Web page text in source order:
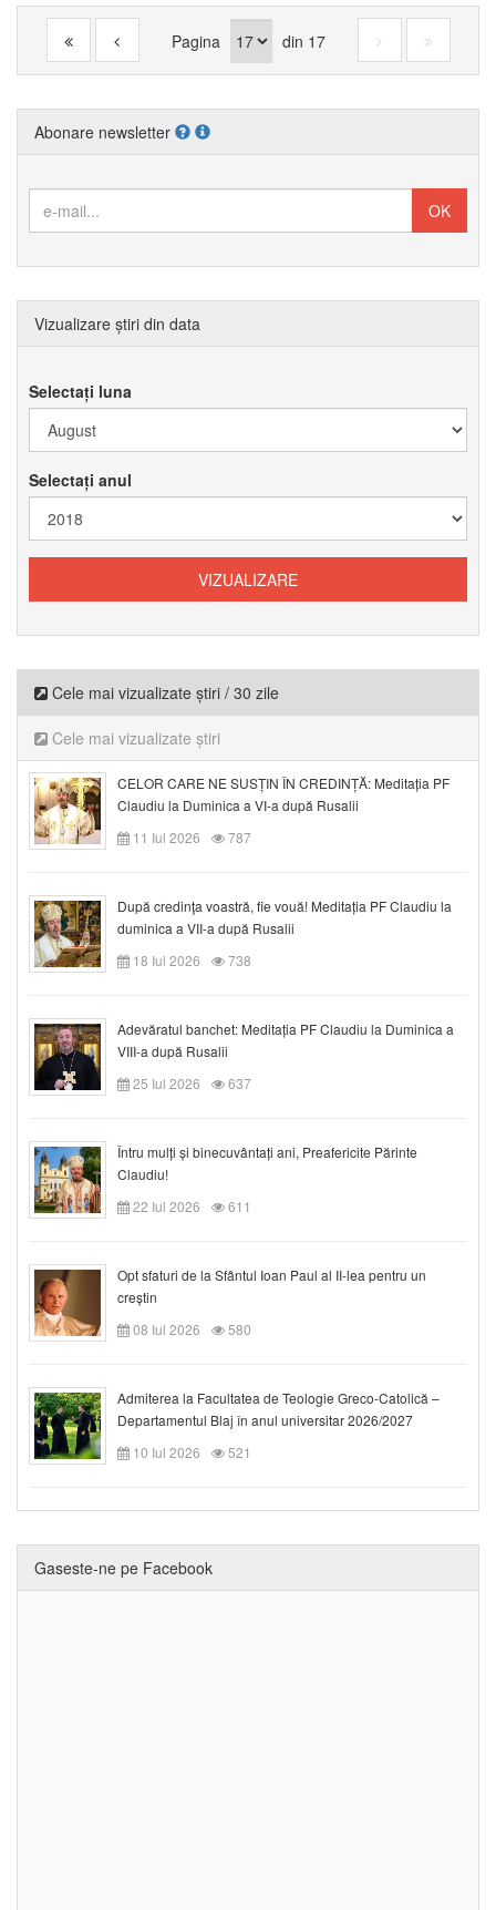
Pagina din 17
Abonare newsletter
Vizualizare știri din data
Selectați luna
Selectați anul
Cele mai vizualizate știri / 30 zile
Cele mai vizualizate știri
CELOR CARE NE SUSȚIN ÎN CREDINȚĂ: Meditația PF
Claudiu la Duminica a VI-a după Rusalii
11 Iul 2026
787
După credinţa voastră, fie vouă! Meditația PF Claudiu la
duminica a VII-a după Rusalii
18 Iul 2026
738
Adevăratul banchet: Meditația PF Claudiu la Duminica a
VIII-a după Rusalii
25 Iul 2026
637
Întru mulți și binecuvântați ani, Preafericite Părinte
Claudiu!
22 Iul 2026
611
Opt sfaturi de la Sfântul Ioan Paul al II-lea pentru un
creștin
08 Iul 2026
580
Admiterea la Facultatea de Teologie Greco-Catolică –
Departamentul Blaj în anul universitar 2026/2027
10 Iul 2026
521
Gaseste-ne pe Facebook